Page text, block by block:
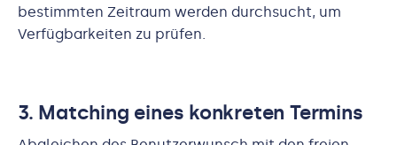
bestimmten Zeitraum werden durchsucht, um
Verfügbarkeiten zu prüfen.
3. Matching eines konkreten Termins